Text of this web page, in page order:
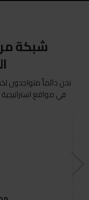
أنجز معاملاتك من اي
شبكة
نحن دائماً متواجدون
في مواقع